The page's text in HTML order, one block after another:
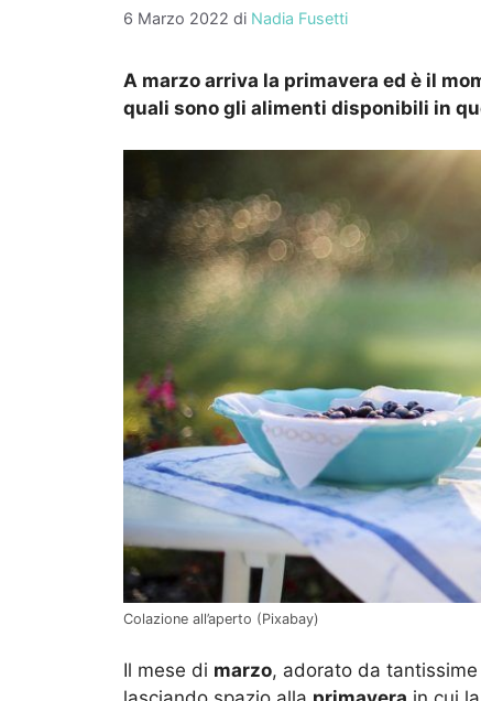
6 Marzo 2022 di Nadia Fusetti
A marzo arriva la primavera ed è il
quali sono gli alimenti disponibili in
Colazione all’aperto (Pixabay)
Il mese di marzo, adorato da tantissime